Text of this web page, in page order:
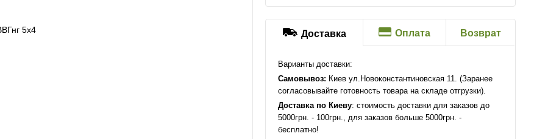
Доставка Оплата Возврат
Варианты доставки:
Самовывоз: Киев ул.Новоконстантиновская 11. (Заранее
согласовывайте готовность товара на складе отгрузки).
Доставка по Киеву: стоимость доставки для заказов до
5000грн. - 100грн., для заказов больше 5000грн. -
бесплатно!